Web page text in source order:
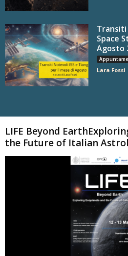
Transiti
Space
Agosto
Lara Fossi
LIFE Beyond
the Future of Italian